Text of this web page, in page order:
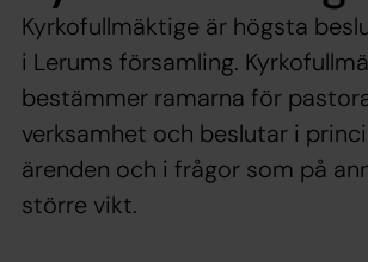
Kyrkofullmäktige är högsta
i Lerums församling.
bestämmer ramarna för
verksamhet och beslutar i
ärenden och i frågor som på
större vikt.